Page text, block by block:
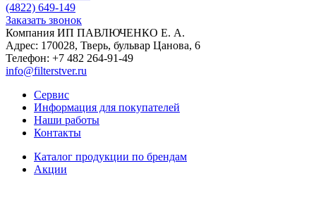
(4822) 649-149
Заказать звонок
Компания ИП ПАВЛЮЧЕНКО Е. А.
Адрес: 170028, Тверь, бульвар Цанова, 6
Телефон: +7 482 264-91-49
info@filterstver.ru
Сервис
Информация для покупателей
Наши работы
Контакты
Каталог продукции по брендам
Акции